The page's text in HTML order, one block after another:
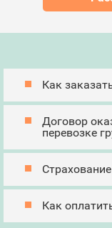
Как
Договор
перевозке
Как